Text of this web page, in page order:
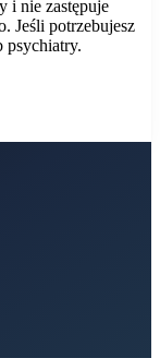
i nie zastępuje
Jeśli potrzebujesz
psychiatry.